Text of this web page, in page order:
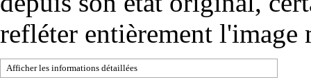
refléter entièrement l'image
Afficher les informations détaillées